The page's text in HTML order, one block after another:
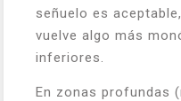
señuelo es
vuelve algo más
inferiores.
En zonas profundas